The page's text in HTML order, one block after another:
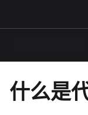
什么是